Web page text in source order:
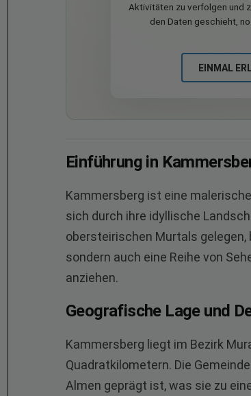
Aktivitäten zu verfolgen und
den Daten geschieht,
EINMAL
Einführung in
Kammersberg ist eine
sich durch ihre idyllische
obersteirischen Murtals
sondern auch eine Reihe von
anziehen.
Geografische Lage und
Kammersberg liegt im Bezirk
Quadratkilometern. Die
Almen geprägt ist, was sie zu